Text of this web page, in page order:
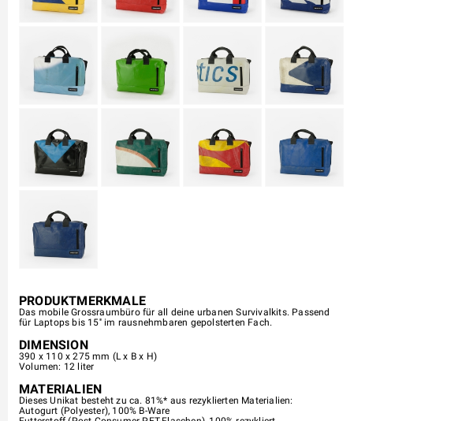
PRODUKTMERKMALE
Das mobile Grossraumbüro für all deine urbanen Survivalkits. Passend
für Laptops bis 15'' im rausnehmbaren gepolsterten Fach.
DIMENSION
390 x 110 x 275 mm (L x B x H)
Volumen: 12 liter
MATERIALIEN
Dieses Unikat besteht zu ca. 81%* aus rezyklierten Materialien:
Autogurt (Polyester), 100% B-Ware